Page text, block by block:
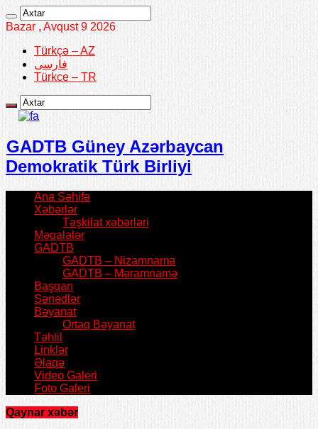
Bazar , Avqust 9 2026
Türkçə – AZ
فارسی
Türkce – TR
GADTB Güney Azərbaycan
Demokratik Türk Birliyi
Ana Səhifə
Xəbərlər
Təşkilat xəbərləri
Məqalələr
GADTB
GADTB – Nizamnamə
GADTB – Məramnamə
Başqan
Sənədlər
Bəyanat
Ortaq Bəyanat
Təhlil
Linklər
Əlaqə
Video Galeri
Foto Galeri
Qaynar xəbər